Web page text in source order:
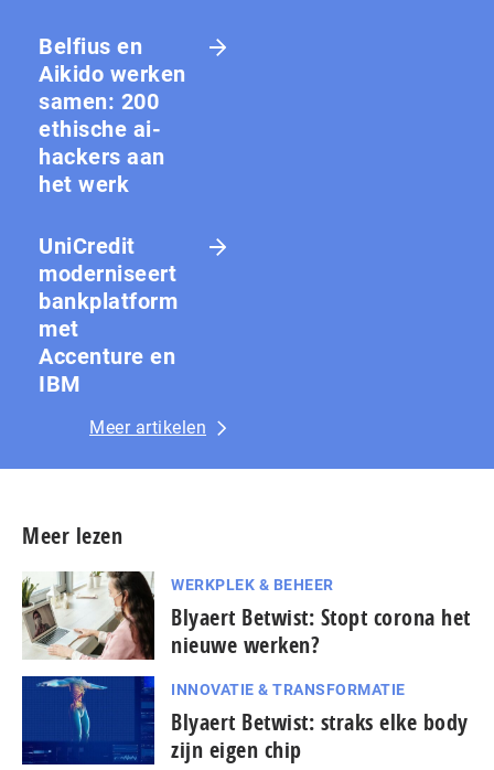
Belfius en
Aikido werken
samen: 200
ethische ai-
hackers aan
het werk
UniCredit
moderniseert
bankplatform
met
Accenture en
IBM
Meer artikelen
Meer lezen
WERKPLEK & BEHEER
Blyaert Betwist: Stopt corona het
nieuwe werken?
INNOVATIE & TRANSFORMATIE
Blyaert Betwist: straks elke body
zijn eigen chip